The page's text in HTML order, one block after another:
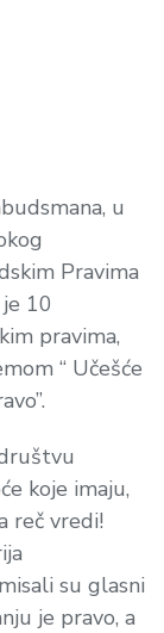
u
Pravima
10
pravima,
“ Učešće
koje imaju,
reč vredi!
su glasni
je pravo, a